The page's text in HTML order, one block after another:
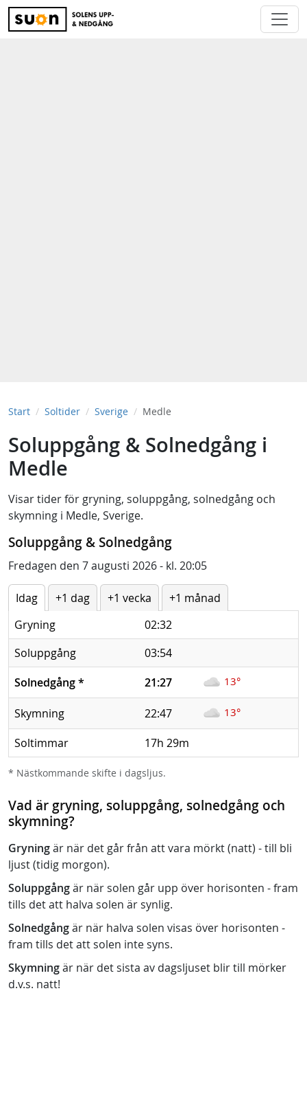
Start Soltider Sverige Medle
Soluppgång & Solnedgång i
Medle
Visar tider för gryning, soluppgång, solnedgång och
skymning i Medle, Sverige.
Soluppgång & Solnedgång
Fredagen den 7 augusti 2026 - kl. 20:05
Idag +1 dag +1 vecka
+1 månad
Gryning
02:32
Soluppgång
03:54
Solnedgång* 21:27 13°
Skymning 22:47 13°
Soltimmar 17h 29m
* Nästkommande skifte i dagsljus.
Vad är gryning, soluppgång, solnedgång och
skymning?
Gryningär när det går från att vara mörkt (natt) - till bli
ljust (tidig morgon).
Soluppgångär när solen går upp över horisonten - fram
tills det att halva solen är synlig.
Solnedgångär när halva solen visas över horisonten -
fram tills det att solen inte syns.
Skymningär när det sista av dagsljuset blir till mörker
d.v.s. natt!